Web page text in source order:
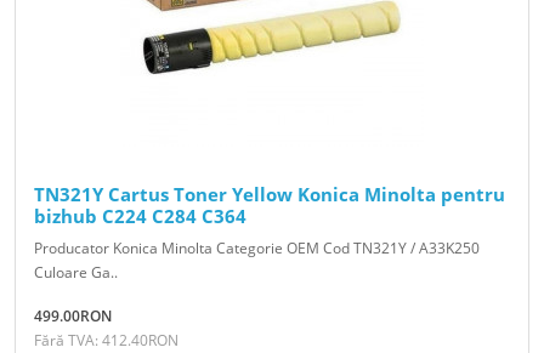
TN321Y Cartus Toner Yellow Konica Minolta pentru
bizhub C224 C284 C364
Producator Konica Minolta Categorie OEM Cod TN321Y / A33K250
Culoare Ga..
499.00RON
Fără TVA: 412.40RON